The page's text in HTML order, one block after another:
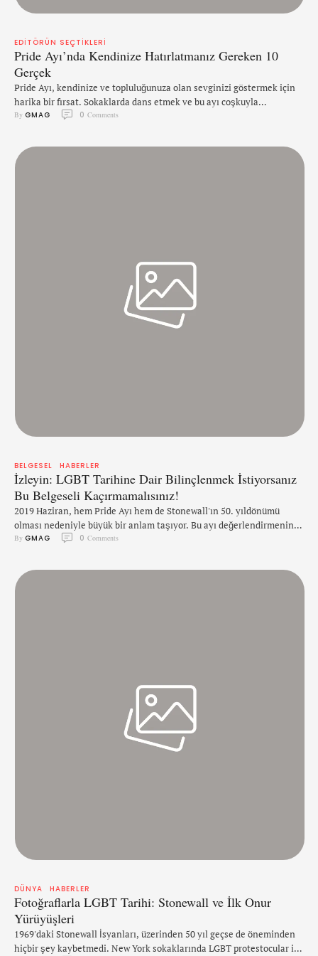
EDITÖRÜN SEÇTIKLERI
Pride Ayı’nda Kendinize Hatırlatmanız Gereken 10
Gerçek
Pride Ayı, kendinize ve topluluğunuza olan sevginizi göstermek için
harika bir fırsat. Sokaklarda dans etmek ve bu ayı coşkuyla
kutlamanın yanısıra, kendinize olan sevginizi de hatırlatmanız
düşündüğümüz şeyleri sizlerle paylaşmak istedik! 1. Yalnız Değilsiniz
Metropollerde boğulan insanlar olarak, sürekli birileriyle vakit
By GMAG 0 Comments
BELGESEL HABERLER
İzleyin: LGBT Tarihine Dair Bilinçlenmek İstiyorsanız
Bu Belgeseli Kaçırmamalısınız!
2019 Haziran, hem Pride Ayı hem de Stonewall'ın 50. yıldönümü
olması nedeniyle büyük bir anlam taşıyor. Bu ayı değerlendirmenin
en iyi yollarından biri LGBT tarihine dair bilinçlenmek. Ashley Joiner
görsellerle ele alıyor ve izleyiciye farklı bir bakış açısı sunuyor.
Ashley: "Bu yapım, çocukluğum boyunca eksikliğini hissettiğim …
By GMAG 0 Comments
DÜNYA HABERLER
Fotoğraflarla LGBT Tarihi: Stonewall ve İlk Onur
Yürüyüşleri
1969'daki Stonewall İsyanları, üzerinden 50 yıl geçse de öneminden
hiçbir şey kaybetmedi. New York sokaklarında LGBT protestocular ile